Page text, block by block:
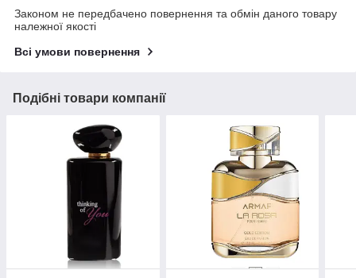
Законом не передбачено повернення та обмін даного товару
належної якості
Всі умови повернення
Подібні товари компанії